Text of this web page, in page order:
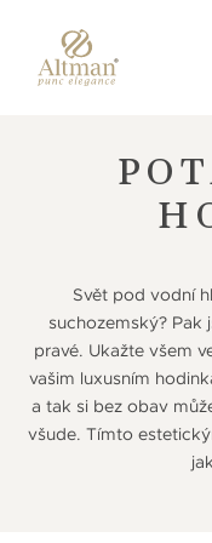
Svět pod vodní
suchozemský?
pravé. Ukažte všem
vašim luxusním
a tak si bez obav
všude. Tímto